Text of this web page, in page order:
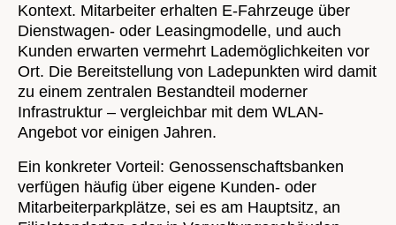
Kontext. Mitarbeiter erhalten E-Fahrzeuge über
Dienstwagen- oder Leasingmodelle, und auch
Kunden erwarten vermehrt Lademöglichkeiten vor
Ort. Die Bereitstellung von Ladepunkten wird damit
zu einem zentralen Bestandteil moderner
Infrastruktur – vergleichbar mit dem WLAN-
Angebot vor einigen Jahren.
Ein konkreter Vorteil: Genossenschaftsbanken
verfügen häufig über eigene Kunden- oder
Mitarbeiterparkplätze, sei es am Hauptsitz, an